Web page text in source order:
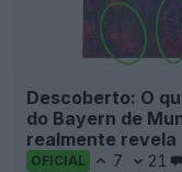
Descoberto: O
do Bayern de
realmente revela
OFICIAL 7 21